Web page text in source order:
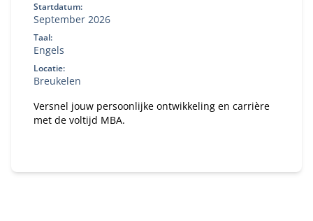
Startdatum:
September 2026
Taal:
Engels
Locatie:
Breukelen
Versnel jouw persoonlijke ontwikkeling en carrière
met de voltijd MBA.